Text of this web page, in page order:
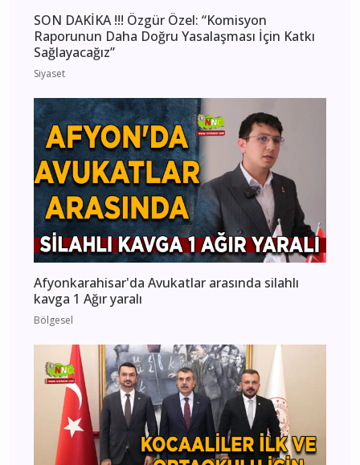
SON DAKİKA !!! Özgür Özel: “Komisyon
Raporunun Daha Doğru Yasalaşması İçin Katkı
Sağlayacağız”
Siyaset
Afyonkarahisar'da Avukatlar arasında silahlı
kavga 1 Ağır yaralı
Bölgesel